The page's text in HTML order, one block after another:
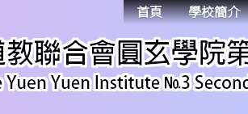
首頁 學校簡介